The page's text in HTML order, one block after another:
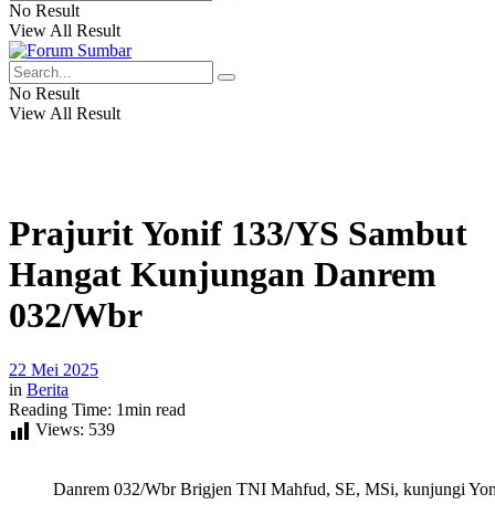
No Result
View All Result
No Result
View All Result
Prajurit Yonif 133/YS Sambut
Hangat Kunjungan Danrem
032/Wbr
22 Mei 2025
in Berita
Reading Time: 1min read
Views: 539
Danrem 032/Wbr Brigjen TNI Mahfud, SE, MSi, kunjungi